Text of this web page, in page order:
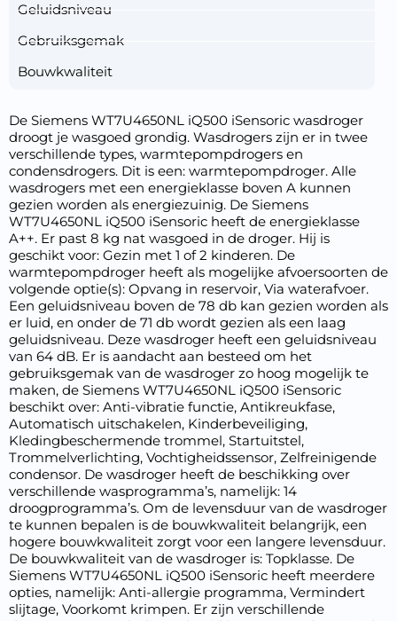
Geluidsniveau
Gebruiksgemak
Bouwkwaliteit
De Siemens WT7U4650NL iQ500 iSensoric wasdroger
droogt je wasgoed grondig. Wasdrogers zijn er in twee
verschillende types, warmtepompdrogers en
condensdrogers. Dit is een: warmtepompdroger. Alle
wasdrogers met een energieklasse boven A kunnen
gezien worden als energiezuinig. De Siemens
WT7U4650NL iQ500 iSensoric heeft de energieklasse
A++. Er past 8 kg nat wasgoed in de droger. Hij is
geschikt voor: Gezin met 1 of 2 kinderen. De
warmtepompdroger heeft als mogelijke afvoersoorten de
volgende optie(s): Opvang in reservoir, Via waterafvoer.
Een geluidsniveau boven de 78 db kan gezien worden als
er luid, en onder de 71 db wordt gezien als een laag
geluidsniveau. Deze wasdroger heeft een geluidsniveau
van 64 dB. Er is aandacht aan besteed om het
gebruiksgemak van de wasdroger zo hoog mogelijk te
maken, de Siemens WT7U4650NL iQ500 iSensoric
beschikt over: Anti-vibratie functie, Antikreukfase,
Automatisch uitschakelen, Kinderbeveiliging,
Kledingbeschermende trommel, Startuitstel,
Trommelverlichting, Vochtigheidssensor, Zelfreinigende
condensor. De wasdroger heeft de beschikking over
verschillende wasprogramma’s, namelijk: 14
droogprogramma’s. Om de levensduur van de wasdroger
te kunnen bepalen is de bouwkwaliteit belangrijk, een
hogere bouwkwaliteit zorgt voor een langere levensduur.
De bouwkwaliteit van de wasdroger is: Topklasse. De
Siemens WT7U4650NL iQ500 iSensoric heeft meerdere
opties, namelijk: Anti-allergie programma, Vermindert
slijtage, Voorkomt krimpen. Er zijn verschillende